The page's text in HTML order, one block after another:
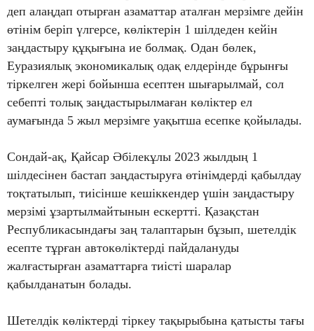
деп алаңдап отырған азаматтар аталған мерзімге дейін
өтінім беріп үлгерсе, көліктерін 1 шілдеден кейін
заңдастыру құқығына ие болмақ. Одан бөлек,
Еуразиялық экономикалық одақ елдерінде бұрынғы
тіркелген жері бойынша есептен шығарылмай, сол
себепті толық заңдастырылмаған көліктер ел
аумағында 5 жыл мерзімге уақытша есепке қойылады.
Сондай-ақ, Қайсар Әбілекұлы 2023 жылдың 1
шілдесінен бастап заңдастыруға өтінімдерді қабылдау
тоқтатылып, тиісінше кешіккендер үшін заңдастыру
мерзімі ұзартылмайтынын ескертті. Қазақстан
Республикасындағы заң талаптарын бұзып, шетелдік
есепте тұрған автокөліктерді пайдалануды
жалғастырған азаматтарға тиісті шаралар
қабылданатын болады.
Шетелдік көліктерді тіркеу тақырыбына қатысты тағы